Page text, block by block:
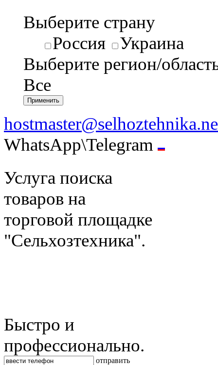
Выберите страну
Россия
Украина
Выберите регион/
Все
WhatsApp\Telegram
Услуга поиска
товаров на
торговой площадке
"Сельхозтехника".
Быстро и
профессионально.
отправить